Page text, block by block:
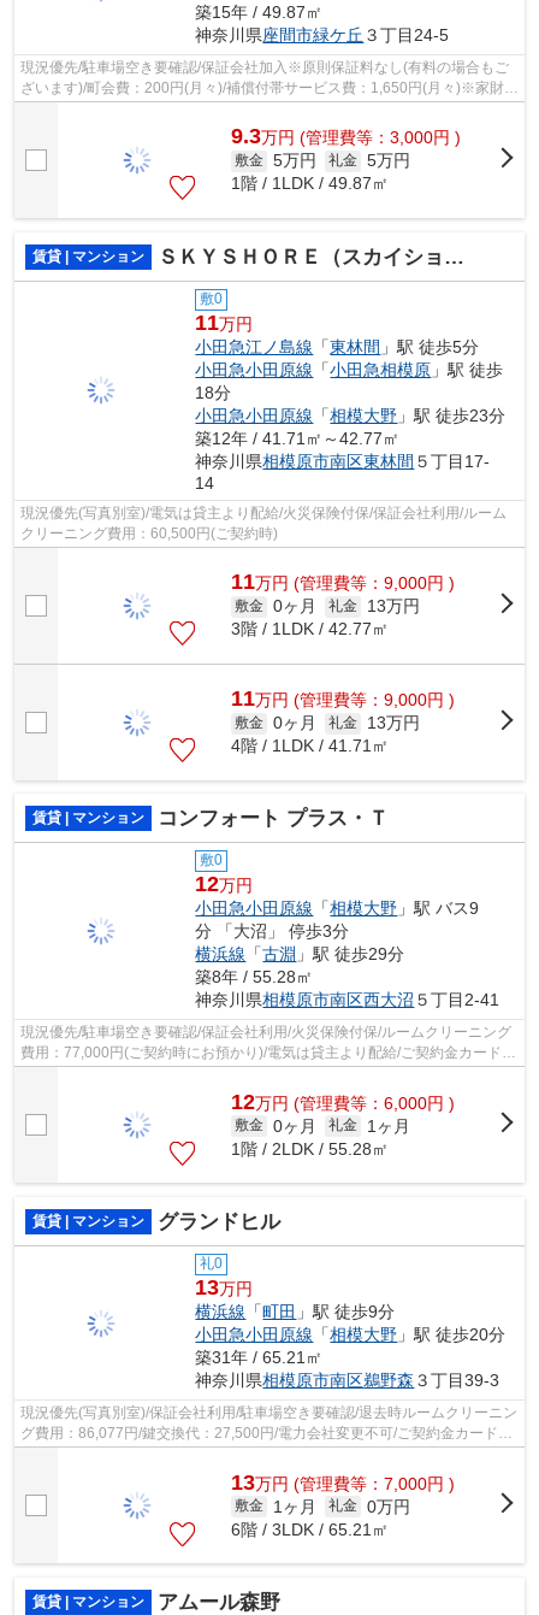
築15年 / 49.87㎡
神奈川県座間市緑ケ丘 ３丁目24-5
現況優先/駐車場空き要確認/保証会社加入※原則保証料なし(有料の場合もご
ざいます)/町会費：200円(月々)/補償付帯サービス費：1,650円(月々)※家財・
借家人賠償・駆付けサービス等含む
9.3万円 (管理費等：3,000円 )
敷金 5万円 礼金 5万円
1階 / 1LDK / 49.87㎡
賃貸 | マンション ＳＫＹＳＨＯＲＥ（スカイショア）
敷0
11万円
小田急江ノ島線 「東林間 」駅 徒歩5分
小田急小田原線 「小田急相模原 」駅 徒歩
18分
小田急小田原線 「相模大野 」駅 徒歩23分
築12年 / 41.71㎡～42.77㎡
神奈川県相模原市南区東林間 ５丁目17-
14
現況優先(写真別室)/電気は貸主より配給/火災保険付保/保証会社利用/ルーム
クリーニング費用：60,500円(ご契約時)
11万円 (管理費等：9,000円 )
敷金 0ヶ月 礼金
13万円
3階 / 1LDK / 42.77㎡
11万円 (管理費等：9,000円 )
敷金 0ヶ月 礼金
13万円
4階 / 1LDK / 41.71㎡
賃貸 | マンション コンフォート プラス・Ｔ
敷0
12万円
小田急小田原線 「相模大野 」駅 バス9
分 「大沼」 停歩3分
横浜線 「古淵 」駅 徒歩29分
築8年 / 55.28㎡
神奈川県相模原市南区西大沼 ５丁目2-41
現況優先/駐車場空き要確認/保証会社利用/火災保険付保/ルームクリーニング
費用：77,000円(ご契約時にお預かり)/電気は貸主より配給/ご契約金カード決
12万円 (管理費等：6,000円 )
敷金 0ヶ月 礼金
1ヶ月
1階 / 2LDK / 55.28㎡
賃貸 | マンション グランドヒル
礼0
13万円
横浜線 「町田 」駅 徒歩9分
小田急小田原線 「相模大野 」駅 徒歩20分
築31年 / 65.21㎡
神奈川県相模原市南区鵜野森 ３丁目39-3
現況優先(写真別室)/保証会社利用/駐車場空き要確認/退去時ルームクリーニン
グ費用：86,077円/鍵交換代：27,500円/電力会社変更不可/ご契約金カード決
13万円 (管理費等：7,000円 )
敷金 1ヶ月 礼金 0万円
6階 / 3LDK / 65.21㎡
賃貸 | マンション アムール森野